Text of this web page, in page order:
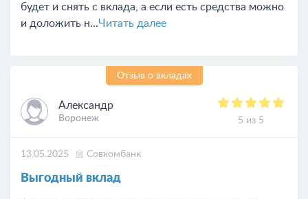
будет и снять с вклада, а если есть средства можно
и доложить н...Читать далее
Отзыв о вкладах
Александр
Воронеж 5 из 5
13.05.2025 Совкомбанк
Выгодный вклад